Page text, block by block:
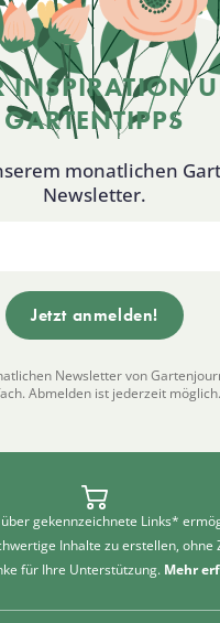
INSPIRATION
GARTENTIPPS
monatlichen
Newsletter.
Newsletter von
Abmelden ist jederzeit möglich.
gekennzeichnete Links*
Inhalte zu erstellen, ohne
für Ihre Unterstützung. Mehr